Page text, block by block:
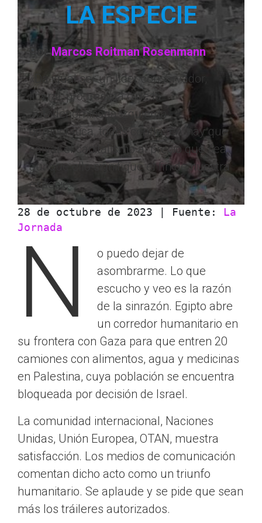
LA ESPECIE
PorMarcos Roitman Rosenmann
«Da igual ser un líder conservador,
liberal, progresista o de la
autodenominada izquierda
democrática, todos confluyen: hay que
salvar el capitalismo al precio que sea,
aunque ello signifique el fin de nuestra
especie».
28 de octubre de 2023 | Fuente:
La
Jornada
N
o puedo dejar de
asombrarme. Lo que
escucho y veo es la razón
de la sinrazón. Egipto abre
un corredor humanitario en
su frontera con Gaza para que entren 20
camiones con alimentos, agua y medicinas
en Palestina, cuya población se encuentra
bloqueada por decisión de Israel.
La comunidad internacional, Naciones
Unidas, Unión Europea, OTAN, muestra
satisfacción. Los medios de comunicación
comentan dicho acto como un triunfo
humanitario. Se aplaude y se pide que sean
más los tráileres autorizados.